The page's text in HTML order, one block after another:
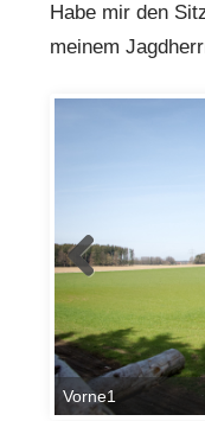
Habe mir den
meinem
Vorne1